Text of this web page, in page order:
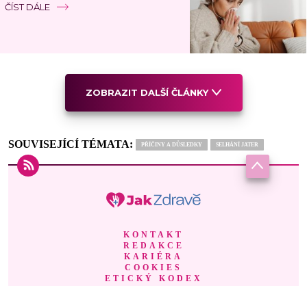
ČÍST DÁLE
ZOBRAZIT DALŠÍ ČLÁNKY
SOUVISEJÍCÍ TÉMATA: PŘÍČINY A DŮSLEDKY SELHÁNÍ JATER
KONTAKT
REDAKCE
KARIÉRA
COOKIES
ETICKÝ KODEX